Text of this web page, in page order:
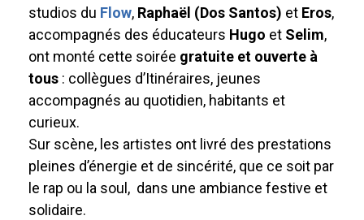
studios du Flow, Raphaël (Dos Santos) et Eros,
accompagnés des éducateurs Hugo et Selim,
ont monté cette soirée gratuite et ouverte à
tous : collègues d’Itinéraires, jeunes
accompagnés au quotidien, habitants et
curieux.
Sur scène, les artistes ont livré des prestations
pleines d’énergie et de sincérité, que ce soit par
le rap ou la soul, dans une ambiance festive et
solidaire.